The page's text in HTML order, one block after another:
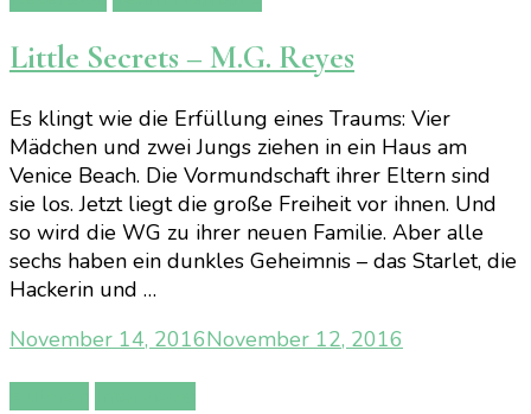
Little Secrets – M.G. Reyes
Es klingt wie die Erfüllung eines Traums: Vier
Mädchen und zwei Jungs ziehen in ein Haus am
Venice Beach. Die Vormundschaft ihrer Eltern sind
sie los. Jetzt liegt die große Freiheit vor ihnen. Und
so wird die WG zu ihrer neuen Familie. Aber alle
sechs haben ein dunkles Geheimnis – das Starlet, die
Hackerin und …
November 14, 2016November 12, 2016